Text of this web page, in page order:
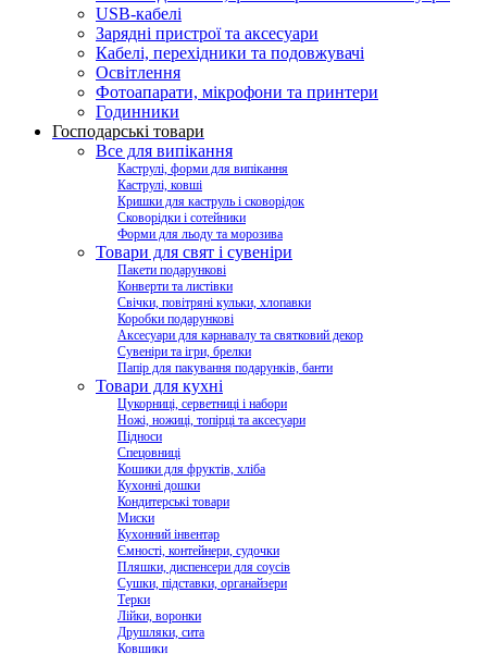
USB-кабелі
Зарядні пристрої та аксесуари
Кабелі, перехідники та подовжувачі
Освітлення
Фотоапарати, мікрофони та принтери
Годинники
Господарські товари
Все для випікання
Каструлі, форми для випікання
Каструлі, ковші
Кришки для каструль і сковорідок
Сковорідки і сотейники
Форми для льоду та морозива
Товари для свят і сувеніри
Пакети подарункові
Конверти та листівки
Свічки, повітряні кульки, хлопавки
Коробки подарункові
Аксесуари для карнавалу та святковий декор
Сувеніри та ігри, брелки
Папір для пакування подарунків, банти
Товари для кухні
Цукорниці, серветниці і набори
Ножі, ножиці, топірці та аксесуари
Підноси
Спецовниці
Кошики для фруктів, хліба
Кухонні дошки
Кондитерські товари
Миски
Кухонний інвентар
Ємності, контейнери, судочки
Пляшки, диспенсери для соусів
Сушки, підставки, органайзери
Терки
Лійки, воронки
Друшляки, сита
Ковшики